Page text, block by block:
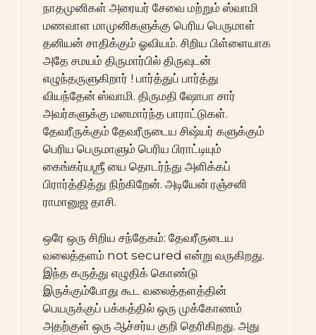
நாதமுனிகள் அரையர் சேவை மற்றும் ஸ்வாமி
மணவாள மாமுனிகளுக்கு பெரிய பெருமாள்
தனியன் சாதிக்கும் ஓவியம். சிறிய பிள்ளையாக
அதே சமயம் திருமார்பில் திருவுடன்
எழுந்தருளுகிறார் ! பார்த்துப் பார்த்து
வியந்தேன் ஸ்வாமி. திருமதி ஷோபா சார்
அவர்களுக்கு மனமார்ந்த பாராட்டுகள்.
தேவரீருக்கும் தேவரீருடைய சிஷ்யர் களுக்கும்
பெரிய பெருமாளும் பெரிய பிராட்டியும்
கைங்கர்யஶ்ரீ யை தொடர்ந்து அளிக்கப்
பிரார்த்தித்து நிற்கிறேன். அடியேன் ரஞ்சனி
ராமானுஜ தாசி.
ஒரே ஒரு சிறிய சந்தேகம்: தேவரீருடைய
வலைத்தளம் not secured என்று வருகிறது.
இந்த கருத்து எழுதிக் கொண்டு
இருக்கும்போது கூட வலைத்தளத்தின்
பெயருக்குப் பக்கத்தில் ஒரு முக்கோணம்
அதற்குள் ஒரு ஆச்சர்ய குறி தெரிகிறது. அது